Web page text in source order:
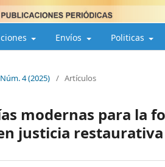
Envíos Politicas
4 (2025) / Artículos
modernas para la
justicia